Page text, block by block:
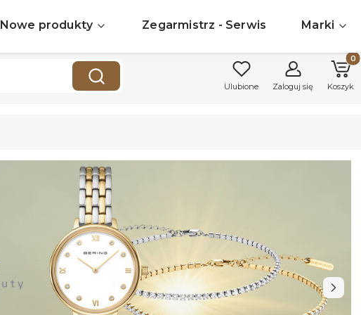
WyczyśćSzukaj Ulubione Zaloguj się Koszyk
Nowe produkty Zegarmistrz - Serwis Marki